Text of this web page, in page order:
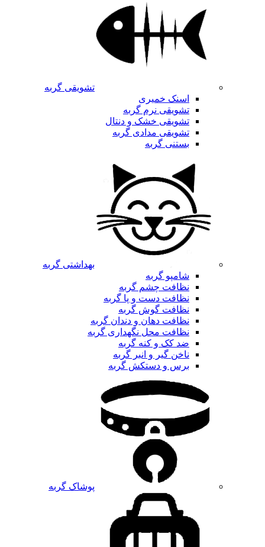
تشویقی گربه
اسنک خمیری
تشویقی نرم گربه
تشویقی خشک و دنتال
تشویقی مدادی گربه
بستنی گربه
بهداشتی گربه
شامپو گربه
نظافت چشم گربه
نظافت دست و پا گربه
نظافت گوش گربه
نظافت دهان و دندان گربه
نظافت محل نگهداری گربه
ضد کک و کنه گربه
ناخن گیر و انبر گربه
برس و دستکش گربه
پوشاک گربه